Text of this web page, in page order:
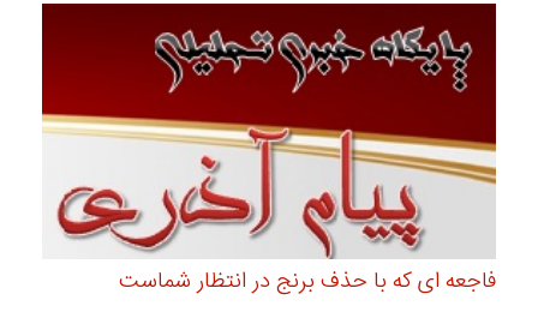
فاجعه ای که با حذف برنج در انتظار شماست